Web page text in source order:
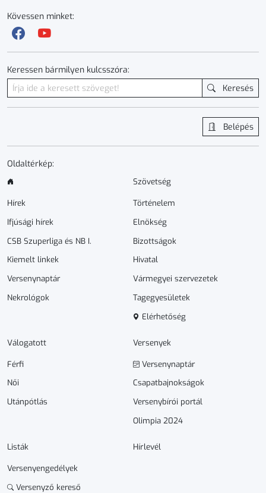
Kövessen minket:
Keressen bármilyen kulcsszóra:
Keresés
Belépés
Oldaltérkép:
Hírek
Ifjúsági hírek
CSB Szuperliga és NB I.
Kiemelt linkek
Versenynaptár
Nekrológok
Szövetség
Történelem
Elnökség
Bizottságok
Hivatal
Vármegyei szervezetek
Tagegyesületek
Elérhetőség
Válogatott
Férfi
Női
Utánpótlás
Versenyek
Versenynaptár
Csapatbajnokságok
Versenybírói portál
Olimpia 2024
Listák
Versenyengedélyek
Versenyző kereső
Hírlevél